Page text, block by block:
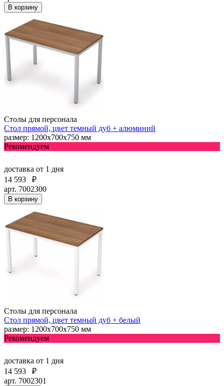
В корзину
Столы для персонала
Стол прямой, цвет темный дуб + алюминий
размер: 1200х700х750 мм
Рекомендуем
доставка от 1 дня
14 593
₽
арт. 7002300
В корзину
Столы для персонала
Стол прямой, цвет темный дуб + белый
размер: 1200х700х750 мм
Рекомендуем
доставка от 1 дня
14 593
₽
арт. 7002301